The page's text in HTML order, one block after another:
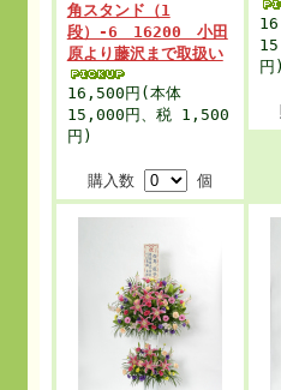
角スタンド（1
段）-6 16200 小田
原より藤沢まで取扱い
16,500円 (本体
15,000円、税 1,500
円)
購入数 個